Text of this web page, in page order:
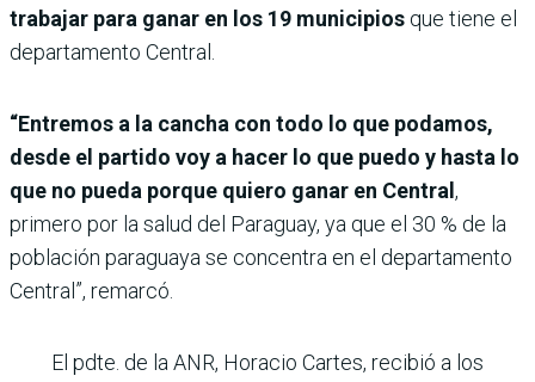
trabajar para ganar en los 19 municipios que tiene el
departamento Central.
“Entremos a la cancha con todo lo que podamos,
desde el partido voy a hacer lo que puedo y hasta lo
que no pueda porque quiero ganar en Central ,
primero por la salud del Paraguay, ya que el 30 % de la
población paraguaya se concentra en el departamento
Central”, remarcó.
El pdte. de la ANR, Horacio Cartes, recibió a los